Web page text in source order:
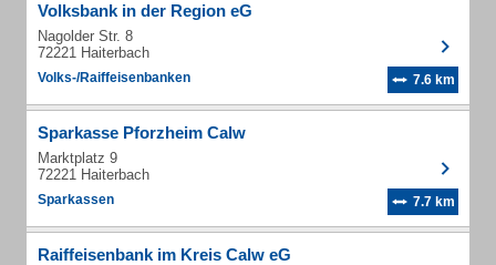
Volksbank in der Region eG
Nagolder Str. 8
72221 Haiterbach
Volks-/Raiffeisenbanken 7.6 km
Sparkasse Pforzheim Calw
Marktplatz 9
72221 Haiterbach
Sparkassen 7.7 km
Raiffeisenbank im Kreis Calw eG